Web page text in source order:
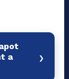
a
›